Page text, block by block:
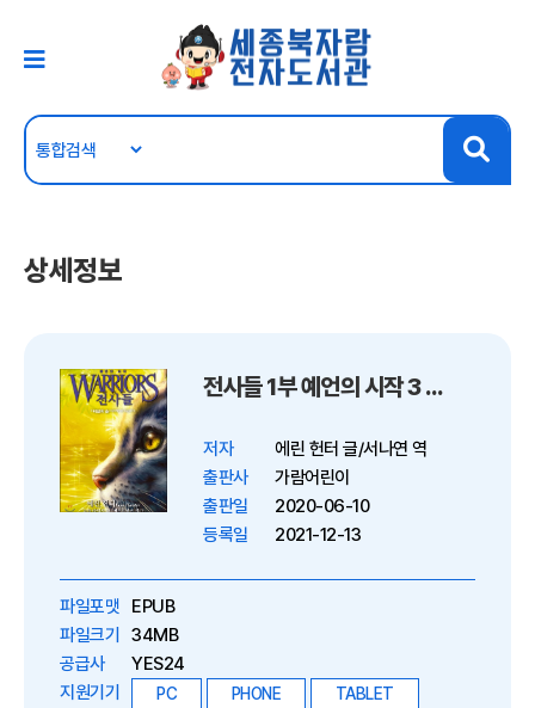
상세정보
전사들 1부 예언의 시작 3 : 비밀의 숲
저자
에린 헌터 글/서나연 역
출판사
가람어린이
출판일
2020-06-10
등록일
2021-12-13
파일포맷
EPUB
파일크기
34MB
공급사
YES24
지원기기
PC PHONE
TABLET